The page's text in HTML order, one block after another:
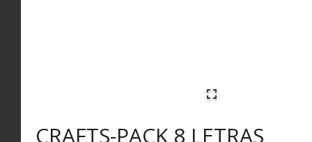
CRAFTS-PACK 8 LETRAS